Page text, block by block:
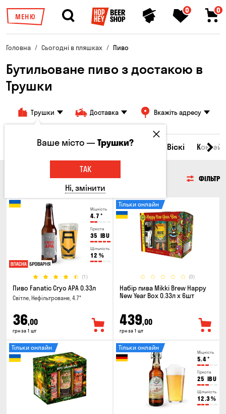
МЕНЮ
0 0
Головна Сьогодні в пляшках Пиво
Бутильоване пиво з достакою в
Трушки
Трушки Доставка Вкажіть адресу
Всі товари Пиво Сидр Віскі
ФІЛЬТР
Міцність
4.7 °
Гіркота
35 IBU
Щільність
12 %
(1)
Пиво Fanatic Cryo APA 0.33л
Світле, Нефільтроване, 4.7°
36,00
грн за 1 шт
(0)
Тільки онлайн
Набір пива Mikki Brew Happy
New Year Box 0.33л x 6шт
439,00
грн за 1 шт
Тільки онлайн
Міцність
5.4°
Гіркота
25 IBU
Щільність
12.3%
Тільки онлайн
Ваше місто —Трушки?
ТАК
Ні, змінити